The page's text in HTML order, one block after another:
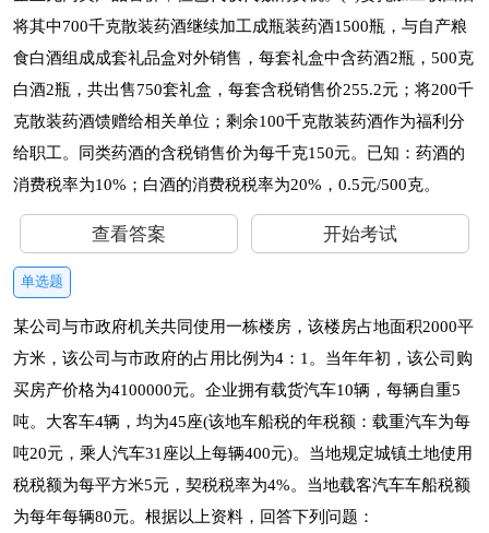
将其中700千克散装药酒继续加工成瓶装药酒1500瓶，与自产粮
食白酒组成成套礼品盒对外销售，每套礼盒中含药酒2瓶，500克
白酒2瓶，共出售750套礼盒，每套含税销售价255.2元；将200千
克散装药酒馈赠给相关单位；剩余100千克散装药酒作为福利分
给职工。同类药酒的含税销售价为每千克150元。已知：药酒的
消费税率为10%；白酒的消费税税率为20%，0.5元/500克。
查看答案 开始考试
单选题
某公司与市政府机关共同使用一栋楼房，该楼房占地面积2000平
方米，该公司与市政府的占用比例为4：1。当年年初，该公司购
买房产价格为4100000元。企业拥有载货汽车10辆，每辆自重5
吨。大客车4辆，均为45座(该地车船税的年税额：载重汽车为每
吨20元，乘人汽车31座以上每辆400元)。当地规定城镇土地使用
税税额为每平方米5元，契税税率为4%。当地载客汽车车船税额
为每年每辆80元。根据以上资料，回答下列问题：